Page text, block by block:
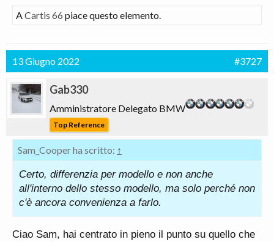
ACartis 66 piace questo elemento.
13 Giugno 2022 #3727
Gab330
Amministratore Delegato BMW
Top Reference
Sam_Cooper ha scritto: ↑
Certo, differenzia per modello e non anche
all'interno dello stesso modello, ma solo perché non
c'è ancora convenienza a farlo.
Ciao Sam, hai centrato in pieno il punto su quello che